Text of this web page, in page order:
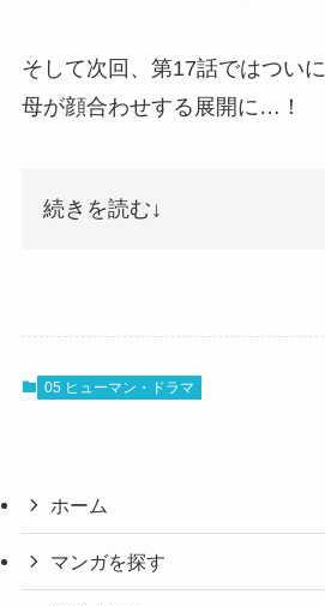
そして次回、第17話ではついに
母が顔合わせする展開に…！
続きを読む↓
05 ヒューマン・ドラマ
ホーム
マンガを探す